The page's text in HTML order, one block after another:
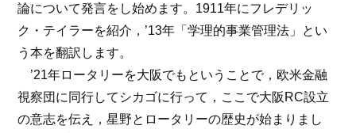
論について発言をし始めます。1911年にフレデリッ
ク・テイラーを紹介，’13年「学理的事業管理法」とい
う本を翻訳します。
’21年ロータリーを大阪でもということで，欧米金融
視察団に同行してシカゴに行って，ここで大阪RC設立
の意志を伝え，星野とロータリーの歴史が始まりまし